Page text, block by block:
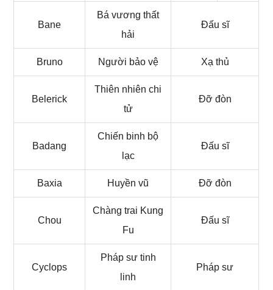
Bane
Bá vương thất
hải
Đấu sĩ
Bruno Người bảo vệ Xạ thủ
Belerick
Thiên nhiên chi
tử
Đỡ đòn
Badang
Chiến binh bộ
lạc
Đấu sĩ
Baxia Huyền vũ Đỡ đòn
Chou
Chàng trai Kung
Fu
Đấu sĩ
Cyclops
Pháp sư tinh
linh
Pháp sư